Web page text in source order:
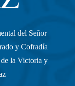
del Señor
y Cofradía
de la Victoria y